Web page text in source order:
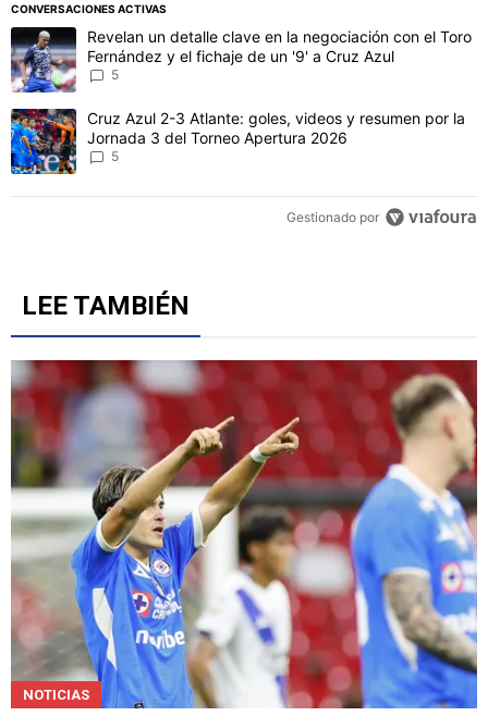
CONVERSACIONES ACTIVAS
Este listado muestra los artículos con más comentarios en los
Un artículo de tendencia con el título "Revelan un detalle clave
Revelan un detalle clave en la negociación con el Toro
Fernández y el fichaje de un '9' a Cruz Azul
5
Un artículo de tendencia con el título "Cruz Azul 2-3 Atlante:
Cruz Azul 2-3 Atlante: goles, videos y resumen por la
Jornada 3 del Torneo Apertura 2026
5
Gestionado por
LEE TAMBIÉN
NOTICIAS